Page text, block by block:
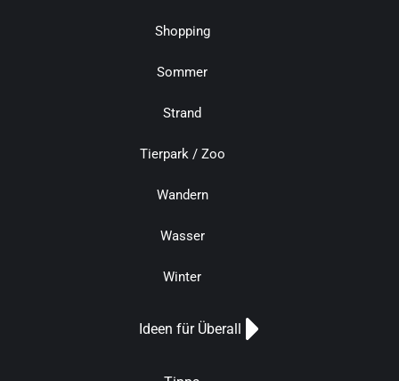
Shopping
Sommer
Strand
Tierpark / Zoo
Wandern
Wasser
Winter
Ideen für Überall